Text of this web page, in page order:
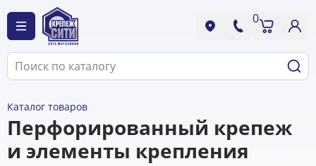
0
Каталог товаров
Перфорированный крепеж
и элементы крепления